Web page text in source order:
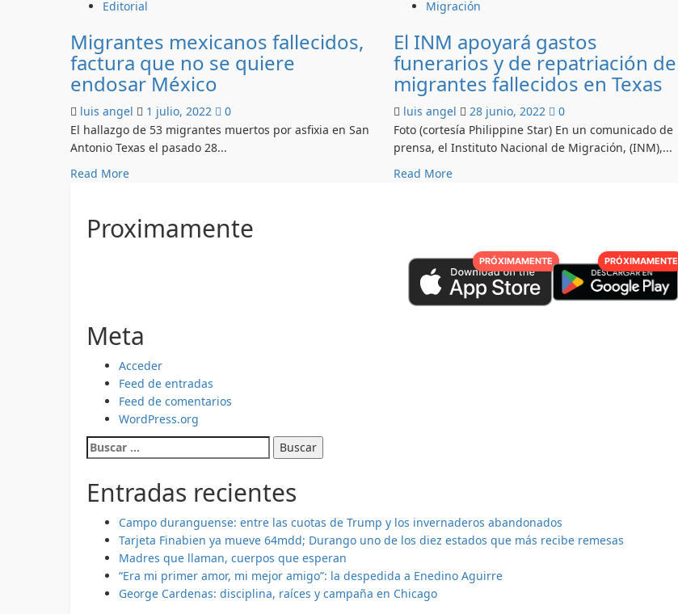
Editorial
Migrantes mexicanos fallecidos,
factura que no se quiere
endosar México
luis angel 1 julio, 2022
0
El hallazgo de 53 migrantes muertos por asfixia en San
Antonio Texas el pasado 28...
Read MoreRead
Migrantes
se
quiere
endosar
México
Migración
El INM apoyará gastos
funerarios y de repatriación de
migrantes fallecidos en Texas
luis angel 28 junio, 2022
0
Foto (cortesía Philippine Star) En un comunicado de
prensa, el Instituto Nacional de Migración, (INM),...
Read MoreRead
apoyará
gastos
funerarios
Proximamente
PRÓXIMAMENTE PRÓXIMAMENTE
Meta
Acceder
Feed de entradas
Feed de comentarios
WordPress.org
Buscar:
Entradas recientes
Campo duranguense: entre las cuotas de Trump y los invernaderos abandonados
Tarjeta Finabien ya mueve 64mdd; Durango uno de los diez estados que más recibe remesas
Madres que llaman, cuerpos que esperan
“Era mi primer amor, mi mejor amigo”: la despedida a Enedino Aguirre
George Cardenas: disciplina, raíces y campaña en Chicago